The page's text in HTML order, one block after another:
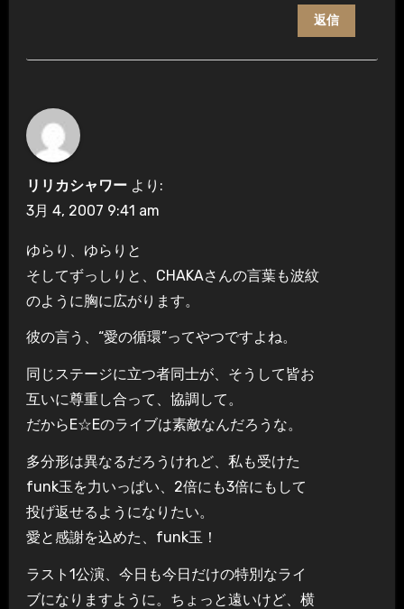
返信
リリカシャワー より:
3月 4, 2007 9:41 am
ゆらり、ゆらりと
そしてずっしりと、CHAKAさんの言葉も波紋
のように胸に広がります。
彼の言う、“愛の循環”ってやつですよね。
同じステージに立つ者同士が、そうして皆お
互いに尊重し合って、協調して。
だからE☆Eのライブは素敵なんだろうな。
多分形は異なるだろうけれど、私も受けた
funk玉を力いっぱい、2倍にも3倍にもして
投げ返せるようになりたい。
愛と感謝を込めた、funk玉！
ラスト1公演、今日も今日だけの特別なライ
ブになりますように。ちょっと遠いけど、横